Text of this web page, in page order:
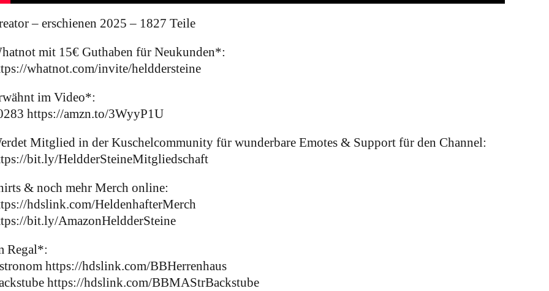
– erschienen 2025 – 1827 Teile
mit 15€ Guthaben für Neukunden*:
whatnot.com/invite/helddersteine
im Video*:
https://amzn.to/3WyyP1U
Mitglied in der Kuschelcommunity für wunderbare Emotes & Support für den Channel:
bit.ly/HeldderSteineMitgliedschaft
& noch mehr Merch online:
hdslink.com/HeldenhafterMerch
bit.ly/AmazonHeldderSteine
Regal*:
https://hdslink.com/BBHerrenhaus
https://hdslink.com/BBMAStrBackstube